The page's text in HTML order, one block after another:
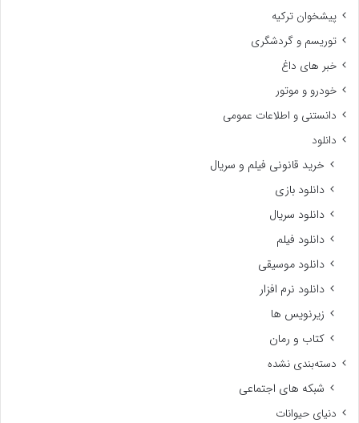
پیشخوان ترکیه
توریسم و گردشگری
خبر های داغ
خودرو و موتور
دانستنی و اطلاعات عمومی
دانلود
خرید قانونی فیلم و سریال
دانلود بازی
دانلود سریال
دانلود فیلم
دانلود موسیقی
دانلود نرم افزار
زیرنویس ها
کتاب و رمان
دسته‌بندی نشده
شبکه های اجتماعی
دنیای حیوانات